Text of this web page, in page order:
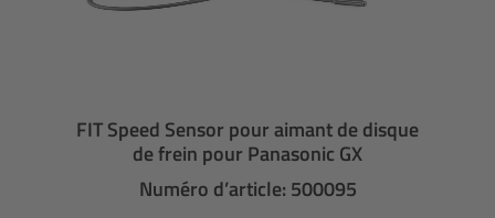
FIT Speed Sensor pour aimant de disque
de frein pour Panasonic GX
Numéro d’article: 500095